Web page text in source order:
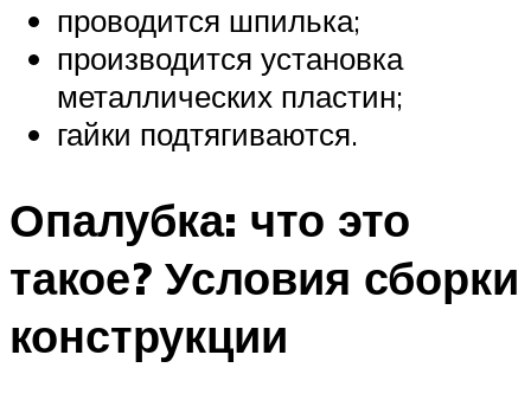
проводится шпилька;
производится установка
металлических пластин;
гайки подтягиваются.
Опалубка: что это
такое? Условия сборки
конструкции